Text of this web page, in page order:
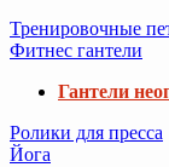
Тренировочные
Фитнес гантели
Гантели
Ролики для пресса
Йога